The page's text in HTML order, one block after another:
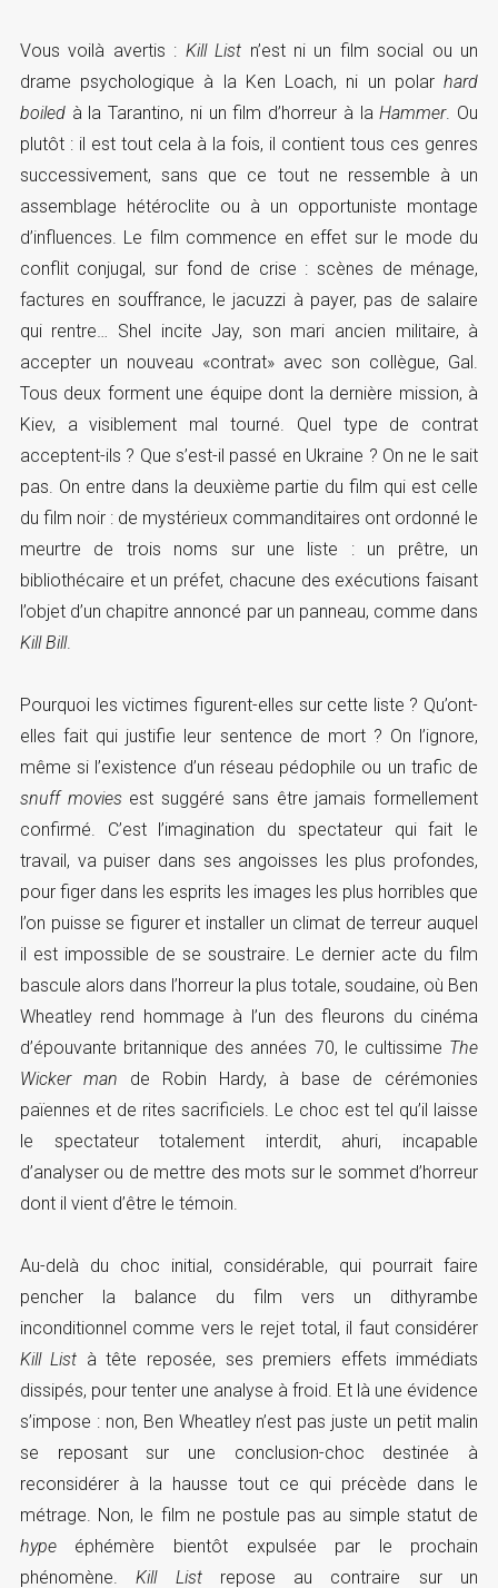
Vous voilà avertis : Kill List n’est ni un film social ou un
drame psychologique à la Ken Loach, ni un polarhard
boiled à la Tarantino, ni un film d’horreur à laHammer. Ou
plutôt : il est tout cela à la fois, il contient tous ces genres
successivement, sans que ce tout ne ressemble à un
assemblage hétéroclite ou à un opportuniste montage
d’influences. Le film commence en effet sur le mode du
conflit conjugal, sur fond de crise : scènes de ménage,
factures en souffrance, le jacuzzi à payer, pas de salaire
qui rentre… Shel incite Jay, son mari ancien militaire, à
accepter un nouveau «contrat» avec son collègue, Gal.
Tous deux forment une équipe dont la dernière mission, à
Kiev, a visiblement mal tourné. Quel type de contrat
acceptent-ils ? Que s’est-il passé en Ukraine ? On ne le sait
pas. On entre dans la deuxième partie du film qui est celle
du film noir : de mystérieux commanditaires ont ordonné le
meurtre de trois noms sur une liste : un prêtre, un
bibliothécaire et un préfet, chacune des exécutions faisant
l’objet d’un chapitre annoncé par un panneau, comme dans
Kill Bill.
Pourquoi les victimes figurent-elles sur cette liste ? Qu’ont-
elles fait qui justifie leur sentence de mort ? On l’ignore,
même si l’existence d’un réseau pédophile ou un trafic de
snuff movies est suggéré sans être jamais formellement
confirmé. C’est l’imagination du spectateur qui fait le
travail, va puiser dans ses angoisses les plus profondes,
pour figer dans les esprits les images les plus horribles que
l’on puisse se figurer et installer un climat de terreur auquel
il est impossible de se soustraire. Le dernier acte du film
bascule alors dans l’horreur la plus totale, soudaine, où Ben
Wheatley rend hommage à l’un des fleurons du cinéma
d’épouvante britannique des années 70, le cultissime The
Wicker man de Robin Hardy, à base de cérémonies
païennes et de rites sacrificiels. Le choc est tel qu’il laisse
le spectateur totalement interdit, ahuri, incapable
d’analyser ou de mettre des mots sur le sommet d’horreur
dont il vient d’être le témoin.
Au-delà du choc initial, considérable, qui pourrait faire
pencher la balance du film vers un dithyrambe
inconditionnel comme vers le rejet total, il faut considérer
Kill List à tête reposée, ses premiers effets immédiats
dissipés, pour tenter une analyse à froid. Et là une évidence
s’impose : non, Ben Wheatley n’est pas juste un petit malin
se reposant sur une conclusion-choc destinée à
reconsidérer à la hausse tout ce qui précède dans le
métrage. Non, le film ne postule pas au simple statut de
hypeéphémère bientôt expulsée par le prochain
phénomène.Kill Listrepose au contraire sur un